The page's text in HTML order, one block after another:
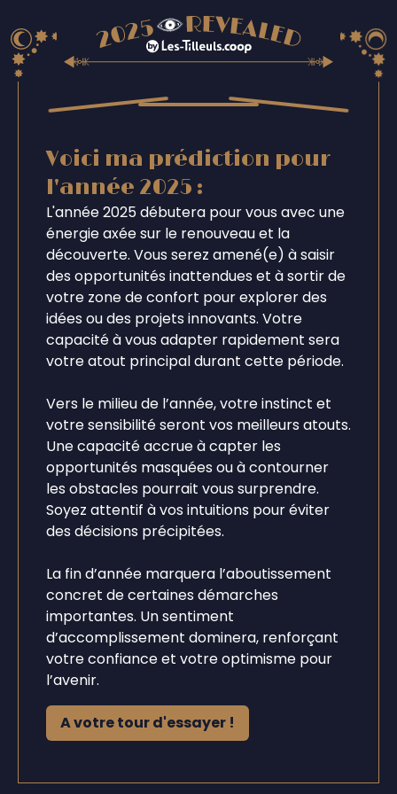
Voici ma prédiction pour
l'année 2025 :
L'année 2025 débutera pour vous avec une
énergie axée sur le renouveau et la
découverte. Vous serez amené(e) à saisir
des opportunités inattendues et à sortir de
votre zone de confort pour explorer des
idées ou des projets innovants. Votre
capacité à vous adapter rapidement sera
votre atout principal durant cette période.
Vers le milieu de l’année, votre instinct et
votre sensibilité seront vos meilleurs atouts.
Une capacité accrue à capter les
opportunités masquées ou à contourner
les obstacles pourrait vous surprendre.
Soyez attentif à vos intuitions pour éviter
des décisions précipitées.
La fin d’année marquera l’aboutissement
concret de certaines démarches
importantes. Un sentiment
d’accomplissement dominera, renforçant
votre confiance et votre optimisme pour
l’avenir.
A votre tour d'essayer !